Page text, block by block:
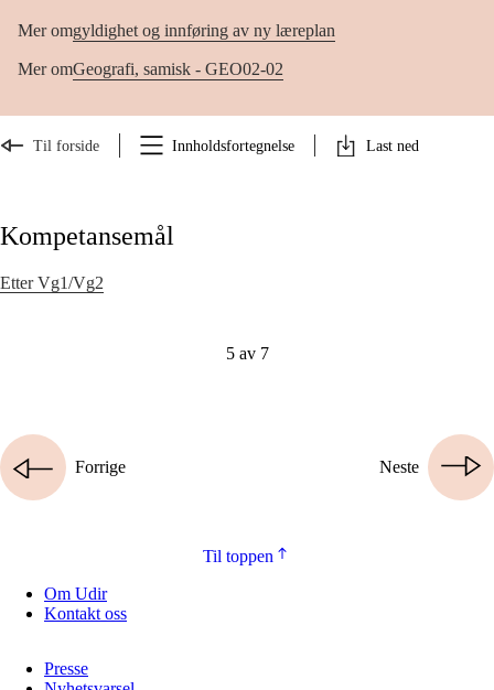
Mer omgyldighet og innføring av ny læreplan
Mer omGeografi, samisk - GEO02-02
Til forside Innholdsfortegnelse Last ned
Kompetansemål
Etter Vg1/Vg2
5 av 7
Neste
Forrige
Til toppen
Om Udir
Kontakt oss
Presse